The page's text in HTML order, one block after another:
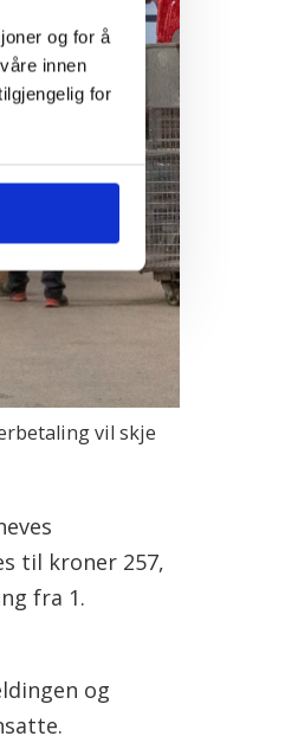
og for å
innen
for
vil skje
til kroner 257,
fra 1.
og